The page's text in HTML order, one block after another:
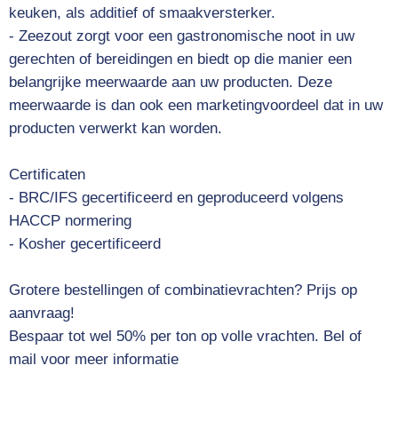
keuken, als additief of smaakversterker.
- Zeezout zorgt voor een gastronomische noot in uw
gerechten of bereidingen en biedt op die manier een
belangrijke meerwaarde aan uw producten. Deze
meerwaarde is dan ook een marketingvoordeel dat in uw
producten verwerkt kan worden.
Certificaten
- BRC/IFS gecertificeerd en geproduceerd volgens
HACCP normering
- Kosher gecertificeerd
Grotere bestellingen of combinatievrachten? Prijs op
aanvraag!
Bespaar tot wel 50% per ton op volle vrachten. Bel of
mail voor meer informatie